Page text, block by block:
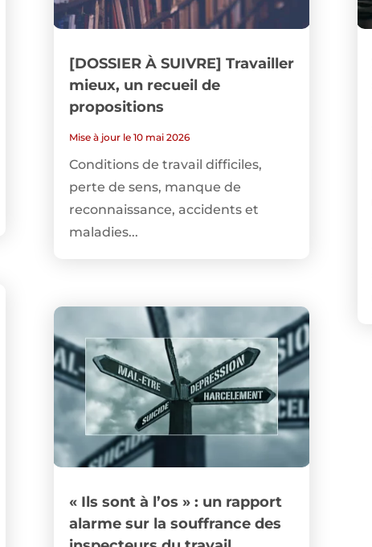
[DOSSIER À SUIVRE] Travailler
mieux, un recueil de
propositions
Mise à jour le 10 mai 2026
Conditions de travail difficiles,
perte de sens, manque de
reconnaissance, accidents et
maladies...
« Ils sont à l’os » : un rapport
alarme sur la souffrance des